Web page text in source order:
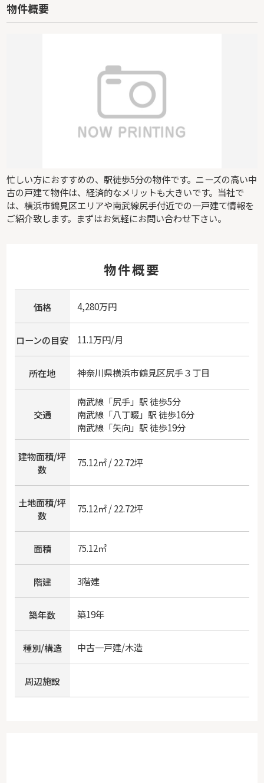
物件概要
忙しい方におすすめの、駅徒歩5分の物件です。ニーズの高い中
古の戸建て物件は、経済的なメリットも大きいです。当社で
は、横浜市鶴見区エリアや南武線尻手付近での一戸建て情報を
ご紹介致します。まずはお気軽にお問い合わせ下さい。
物件概要
価格 4,280万円
ローンの目安 11.1万円/月
所在地 神奈川県横浜市鶴見区尻手３丁目
交通
南武線「尻手」駅 徒歩5分
南武線「八丁畷」駅 徒歩16分
南武線「矢向」駅 徒歩19分
建物面積/坪
数
75.12㎡ / 22.72坪
土地面積/坪
数
75.12㎡ / 22.72坪
面積 75.12㎡
階建 3階建
築年数 築19年
種別/構造 中古一戸建/木造
周辺施設